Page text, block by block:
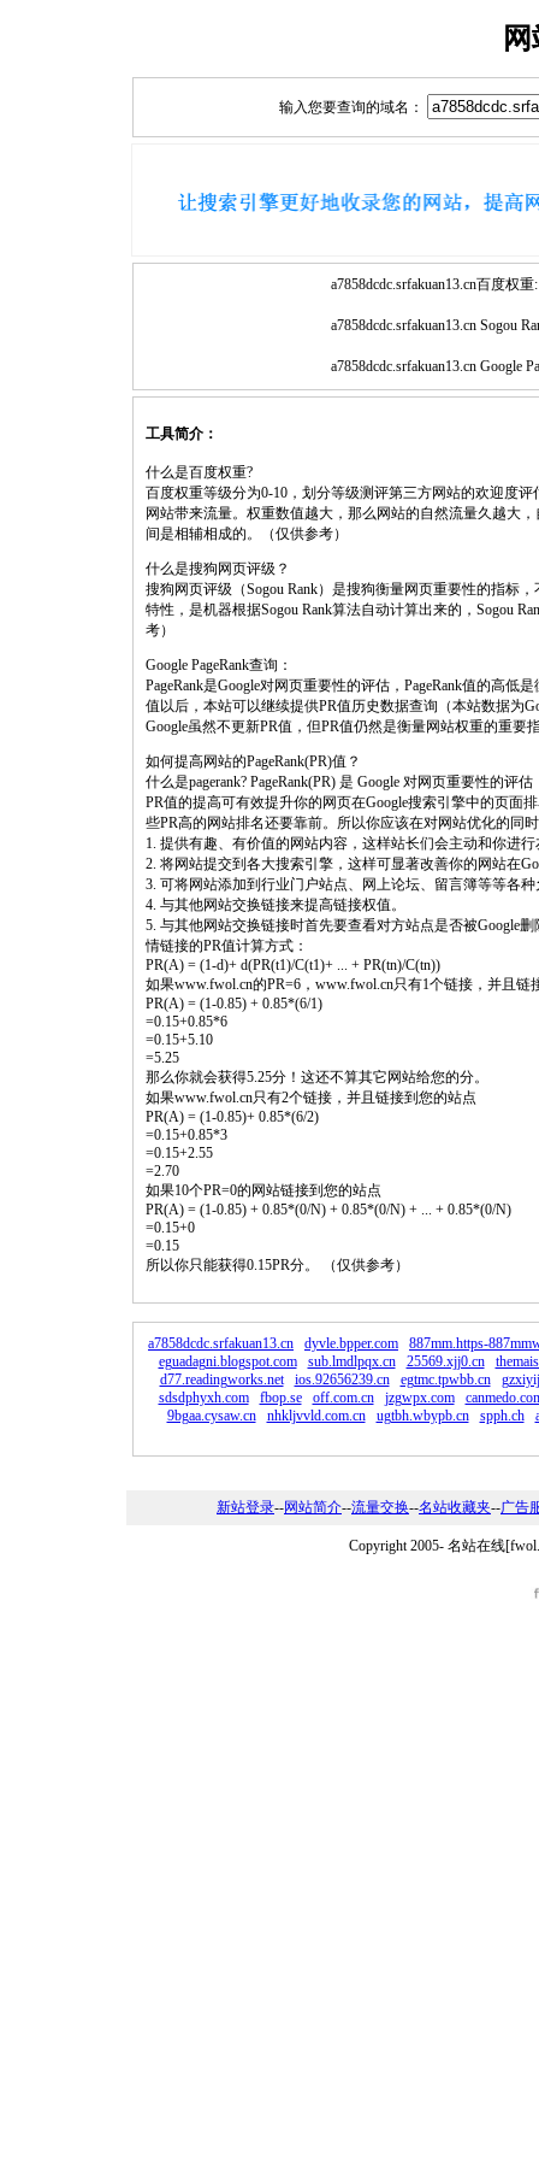
输入您要查询的域名：
a7858dcdc.srfakuan13.cn百度权重:
a7858dcdc.srfakuan13.cn Sogou
a7858dcdc.srfakuan13.cn Google
工具简介：
什么是百度权重?
百度权重等级分为0-10，划分等级测评第三方网站的欢迎度
网站带来流量。权重数值越大，那么网站的自然流量久越大
间是相辅相成的。（仅供参考）
什么是搜狗网页评级？
搜狗网页评级（Sogou Rank）是搜狗衡量网页重要性的指标
特性，是机器根据Sogou Rank算法自动计算出来的，Sogou
考）
Google PageRank查询：
PageRank是Google对网页重要性的评估，PageRank值的高
值以后，本站可以继续提供PR值历史数据查询（本站数据为
Google虽然不更新PR值，但PR值仍然是衡量网站权重的重要
如何提高网站的PageRank(PR)值？
什么是pagerank? PageRank(PR) 是 Google 对网页重要性的评估
PR值的提高可有效提升你的网页在Google搜索引擎中的页面
些PR高的网站排名还要靠前。所以你应该在对网站优化的同
1. 提供有趣、有价值的网站内容，这样站长们会主动和你进
2. 将网站提交到各大搜索引擎，这样可显著改善你的网站在
3. 可将网站添加到行业门户站点、网上论坛、留言簿等等各
4. 与其他网站交换链接来提高链接权值。
5. 与其他网站交换链接时首先要查看对方站点是否被Google
情链接的PR值计算方式：
PR(A) = (1-d)+ d(PR(t1)/C(t1)+ ... + PR(tn)/C(tn))
如果www.fwol.cn的PR=6，www.fwol.cn只有1个链接，并且链
PR(A) = (1-0.85) + 0.85*(6/1)
=0.15+0.85*6
=0.15+5.10
=5.25
那么你就会获得5.25分！这还不算其它网站给您的分。
如果www.fwol.cn只有2个链接，并且链接到您的站点
PR(A) = (1-0.85)+ 0.85*(6/2)
=0.15+0.85*3
=0.15+2.55
=2.70
如果10个PR=0的网站链接到您的站点
PR(A) = (1-0.85) + 0.85*(0/N) + 0.85*(0/N) + ... + 0.85*(0/N)
=0.15+0
=0.15
所以你只能获得0.15PR分。 （仅供参考）
a7858dcdc.srfakuan13.cn dyvle.bpper.com
887mm.https-
eguadagni.blogspot.com
sub.lmdlpqx.cn 25569.xjj0.cn
d77.readingworks.net
ios.92656239.cn egtmc.tpwbb.cn
sdsdphyxh.com
fbop.se off.com.cn jzgwpx.com
9bgaa.cysaw.cn
nhkljvvld.com.cn ugtbh.wbypb.cn spph.ch
新站登录--网站简介--流量交换--名站收藏夹--广告
Copyright 2005- 名站在线